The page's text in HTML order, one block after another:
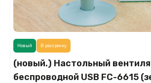
(новый.) Настольный
беспроводной USB FC-6615
Новый В рассрочку